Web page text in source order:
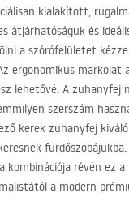
kialakított,
átjárhatóságuk és
a szórófelületet
ergonomikus markolat
lehetővé. A zuhanyfej
szerszám
kerek zuhanyfej
kombinációja révén ez
a modern